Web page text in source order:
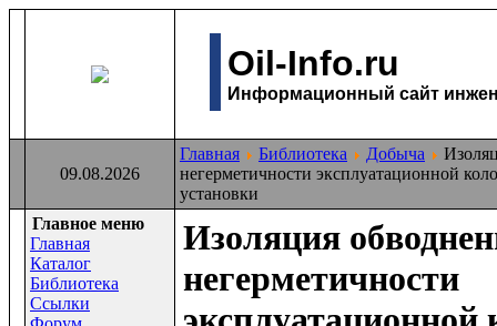
Oil-Info.ru
Информационный сайт
09.08.2026
Главная Библиотека Добыча
негерметичности эксплуатационной
установки
Главное меню
Главная
Каталог
Библиотека
Ссылки
Изоляция
негерметичности